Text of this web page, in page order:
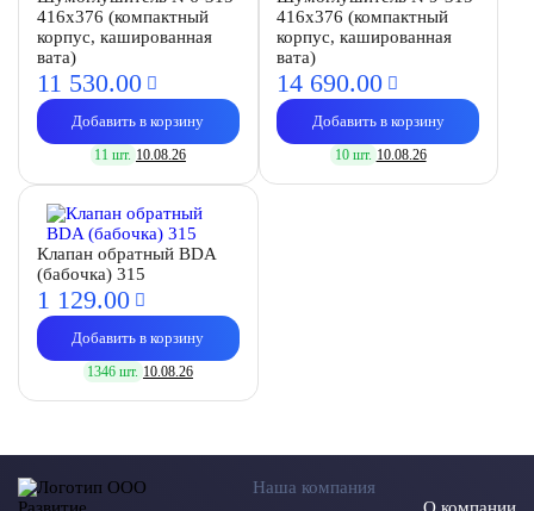
416х376 (компактный
корпус, кашированная
вата)
11 530.00
Добавить в корзину
11 шт. 10.08.26
416х376 (компактный
корпус, кашированная
вата)
14 690.00
Добавить в корзину
10 шт. 10.08.26
Клапан обратный BDA
(бабочка) 315
1 129.00
Добавить в корзину
1346 шт. 10.08.26
Наша компания
О компании